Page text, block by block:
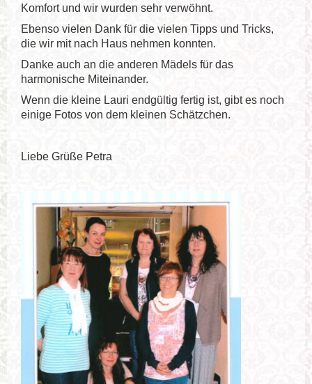
Komfort und wir wurden sehr verwöhnt.
Ebenso vielen Dank für die vielen Tipps und Tricks,
die wir mit nach Haus nehmen konnten.
Danke auch an die anderen Mädels für das
harmonische Miteinander.
Wenn die kleine Lauri endgültig fertig ist, gibt es noch
einige Fotos von dem kleinen Schätzchen.
Liebe Grüße Petra